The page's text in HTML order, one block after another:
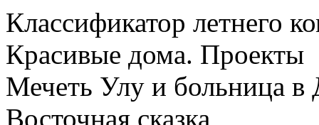
Классификатор летнего
Красивые дома. Проекты
Мечеть Улу и больница в
Восточная сказка